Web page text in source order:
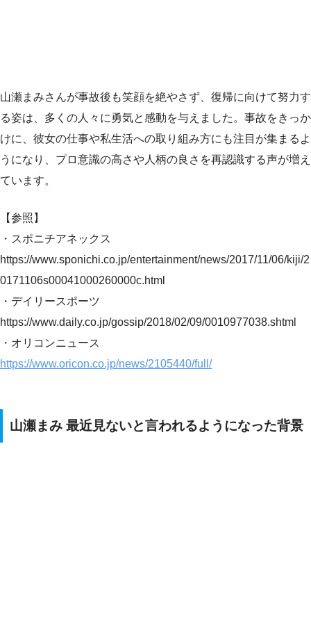
山瀬まみさんが事故後も笑顔を絶やさず、復帰に向けて努力す
る姿は、多くの人々に勇気と感動を与えました。事故をきっか
けに、彼女の仕事や私生活への取り組み方にも注目が集まるよ
うになり、プロ意識の高さや人柄の良さを再認識する声が増え
ています。
【参照】
・スポニチアネックス
https://www.sponichi.co.jp/entertainment/news/2017/11/06/kiji/2
0171106s00041000260000c.html
・デイリースポーツ
https://www.daily.co.jp/gossip/2018/02/09/0010977038.shtml
・オリコンニュース
https://www.oricon.co.jp/news/2105440/full/
山瀬まみ 最近見ないと言われるようになった背景